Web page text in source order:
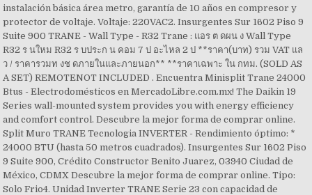
instalación básica área metro, garantía de 10 años en compresor y
protector de voltaje. Voltaje: 220VAC2. Insurgentes Sur 1602 Piso 9
Suite 900 TRANE - Wall Type - R32 Trane : แอร ต ดผน ง Wall Type
R32 ร นใหม R32 ร บประก น คอม 7 ป อะไหล 2 ป **ราคา(บาท) รวม VAT แล
ว / ราคารวมท งช ดภายในและภายนอก** **ราคาเฉพาะ ใน กทม. (SOLD AS
A SET) REMOTENOT INCLUDED . Encuentra Minisplit Trane 24000
Btus - Electrodomésticos en MercadoLibre.com.mx! The Daikin 19
Series wall-mounted system provides you with energy efficiency
and comfort control. Descubre la mejor forma de comprar online.
Split Muro TRANE Tecnologia INVERTER - Rendimiento óptimo: *
24000 BTU (hasta 50 metros cuadrados). Insurgentes Sur 1602 Piso
9 Suite 900, Crédito Constructor Benito Juarez, 03940 Ciudad de
México, CDMX Descubre la mejor forma de comprar online. Tipo:
Solo Frio4. Unidad Inverter TRANE Serie 23 con capacidad de